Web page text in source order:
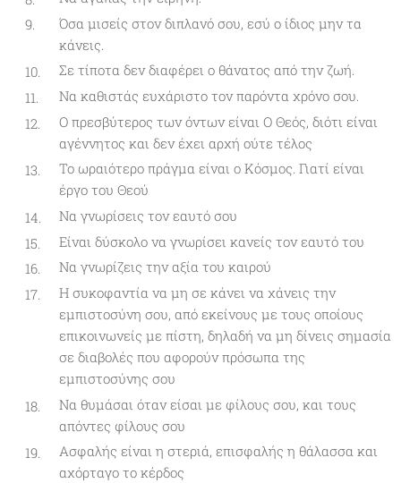
Όσα μισείς στον διπλανό σου, εσύ ο ίδιος μην τα
κάνεις.
Σε τίποτα δεν διαφέρει ο θάνατος από την ζωή.
Να καθιστάς ευχάριστο τον παρόντα χρόνο σου.
Ο πρεσβύτερος των όντων είναι Ο Θεός, διότι είναι
αγέννητος και δεν έχει αρχή ούτε τέλος
Το ωραιότερο πράγμα είναι ο Κόσμος. Γιατί είναι
έργο του Θεού
Να γνωρίσεις τον εαυτό σου
Είναι δύσκολο να γνωρίσει κανείς τον εαυτό του
Να γνωρίζεις την αξία του καιρού
Η συκοφαντία να μη σε κάνει να χάνεις την
εμπιστοσύνη σου, από εκείνους με τους οποίους
επικοινωνείς με πίστη, δηλαδή να μη δίνεις σημασία
σε διαβολές που αφορούν πρόσωπα της
εμπιστοσύνης σου
Να θυμάσαι όταν είσαι με φίλους σου, και τους
απόντες φίλους σου
Ασφαλής είναι η στεριά, επισφαλής η θάλασσα και
αχόρταγο το κέρδος